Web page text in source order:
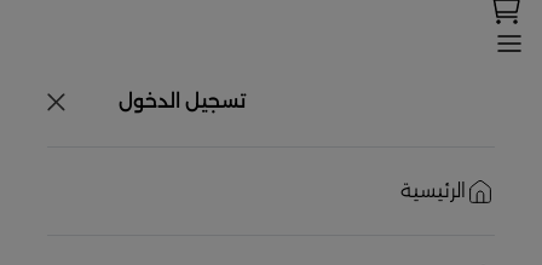
تسجيل الدخول
الرئيسية